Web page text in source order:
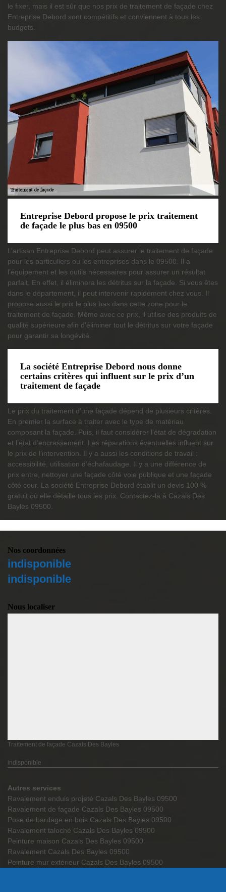
le fixer, mais il est sûr que nos prix de traitement de façade chez
Entreprise Debord sont compétitifs et conviennent à tous les
budgets.
Entreprise Debord propose le prix traitement
de façade le plus bas en 09500
L’artisan Entreprise Debord peut assurer le traitement de façade
pour les particuliers ou les entreprises dans le 09500. Il a
l’équipement et les outils nécessaires pour assurer un résultat
parfait. En effet, il éliminera les détritus sur la façade. Si vous êtes
dans le département, il peut intervenir rapidement chez vous. Il
propose aussi le prix le plus bas dans cette zone pour le
traitement de façade. Même avec ce prix, il utilise des produits de
qualité supérieure afin d’éliminer tout le détritus sur votre façade
pour garantir sa longévité.
La société Entreprise Debord nous donne
certains critères qui influent sur le prix d’un
traitement de façade
Le prix du traitement d’une façade dépend de plusieurs critères.
En premier la surface à traiter avec le type de matériau
composant la façade. Puis, il faut considérer l’état de dégradation
et l’état d’encrassement. Les réparations éventuelles influent sur
le prix de l’intervention. Il y a aussi les conditions de travail :
accessibilité, utilisation d’échafaudage. Il y a une différence de
prix entre, nettoyer une façade côté voie publique et une façade
côté cour. La société Entreprise Debord établit un devis 100 %
gratuit où elle détaille tous les prix. Contactez-la à Cazals Des
Bayles 09500.
Nos coordonnées
indisponible
indisponible
Nous localiser
Traitement de façade Cazals Des Bayles
indisponible
Autres services
Ravalement enduis projeté Cazals Des Bayles 09500
Ravalement de façade Cazals Des Bayles 09500
Pose de bardage en bois Cazals Des Bayles 09500
Ravalement taloché Cazals Des Bayles 09500
Peinture maison Cazals Des Bayles 09500
Ravalement Cazals Des Bayles 09500
Peinture mur extérieur Cazals Des Bayles 09500